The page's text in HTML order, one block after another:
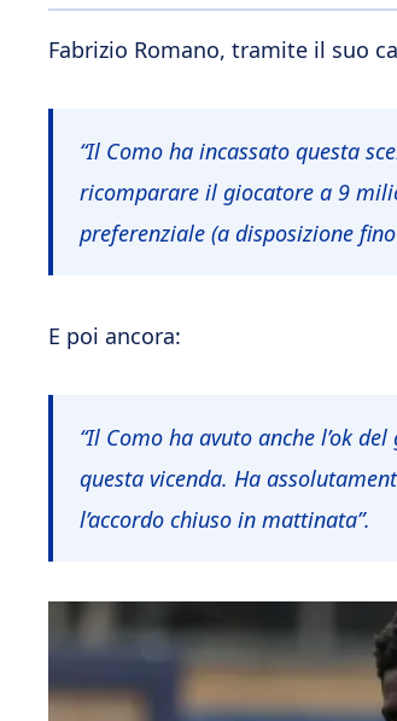
Fabrizio Romano, tramite il suo
“Il Como ha incassato questa
ricomparare il giocatore a 9
preferenziale (a disposizione
E poi ancora:
“Il Como ha avuto anche l’ok
questa vicenda. Ha
l’accordo chiuso in mattinata”.